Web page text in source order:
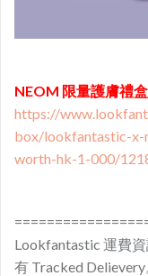
NEOM 限量護膚禮
https://
box/lookfantastic-x-
worth-hk-1-000/
Lookfantastic 運費
有 Tracked Delievery